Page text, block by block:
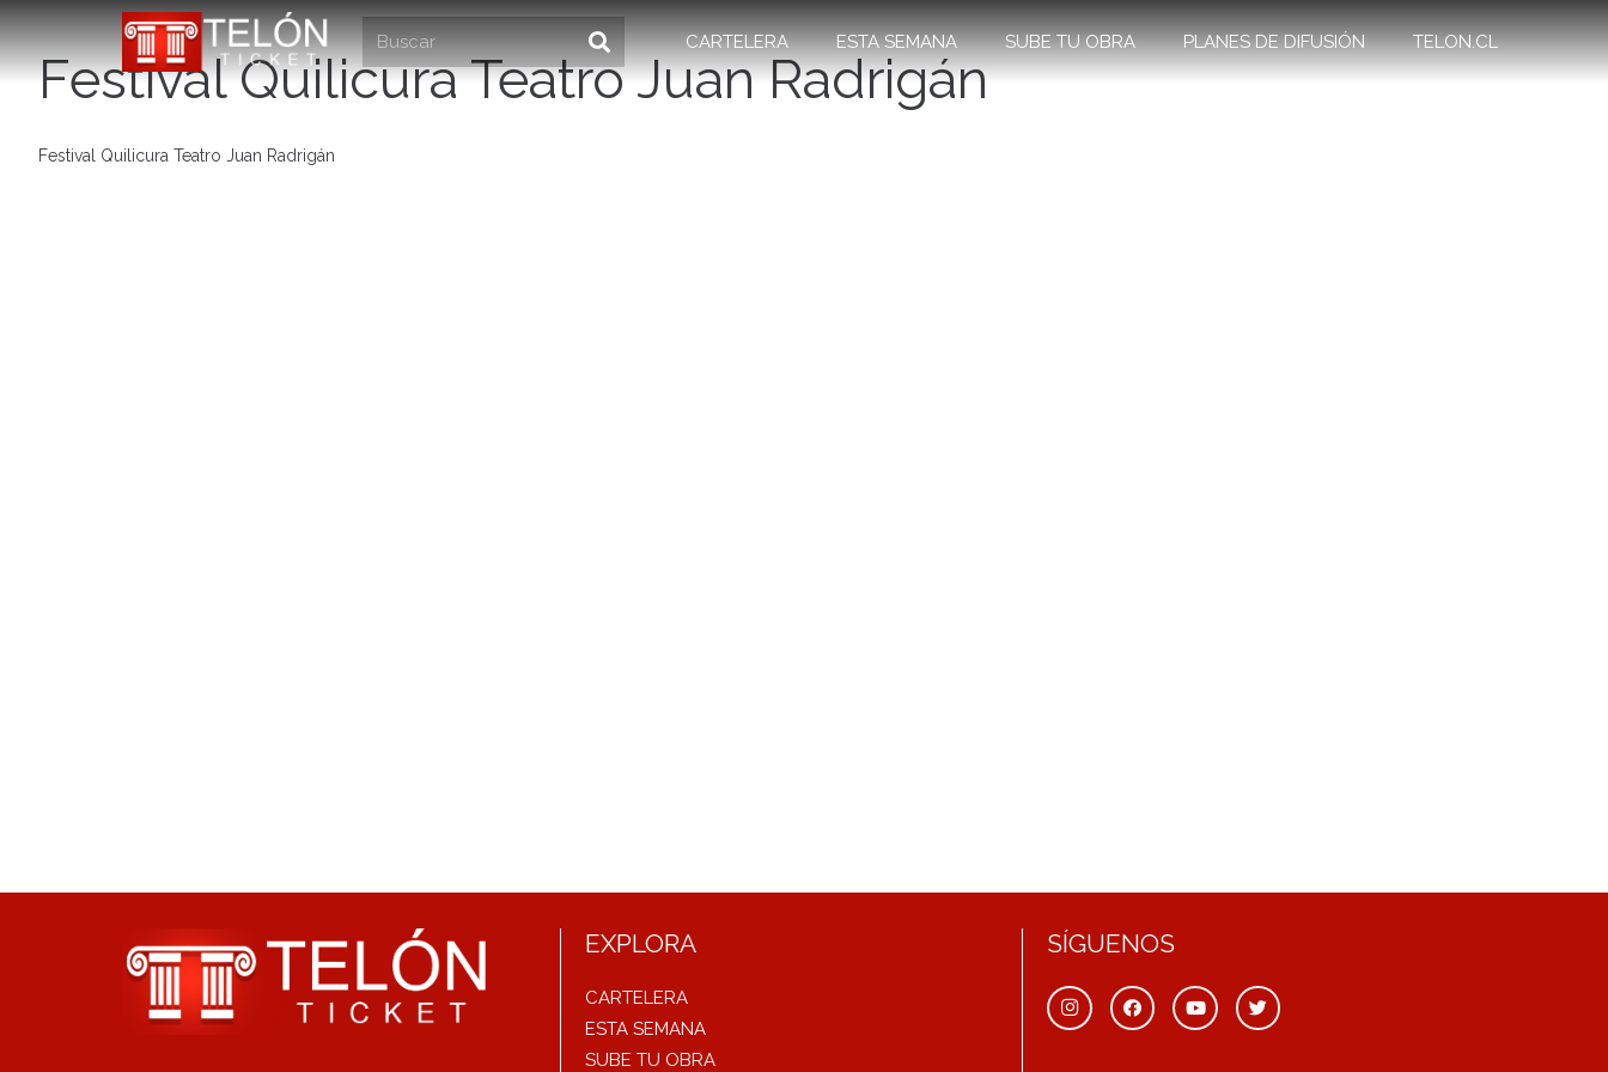
CARTELERA ESTA SEMANA SUBE TU OBRA PLANES DE DIFUSIÓN TELON.CL
Festival Quilicura Teatro Juan Radrigán
Festival Quilicura Teatro Juan Radrigán
EXPLORA
CARTELERA
ESTA SEMANA
SUBE TU OBRA
SÍGUENOS